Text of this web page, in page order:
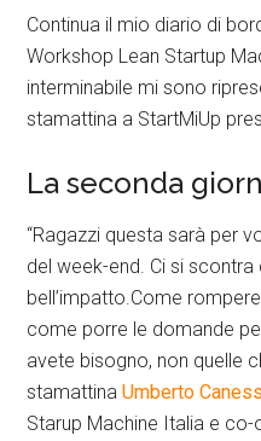
Continua il mio diario di
Workshop Lean Startup
interminabile mi sono
stamattina a StartMiUp
La seconda
“Ragazzi questa sarà per
del week-end. Ci si
bell’impatto.Come
come porre le domande
avete bisogno, non quelle
stamattinaUmberto
Starup Machine Italia e